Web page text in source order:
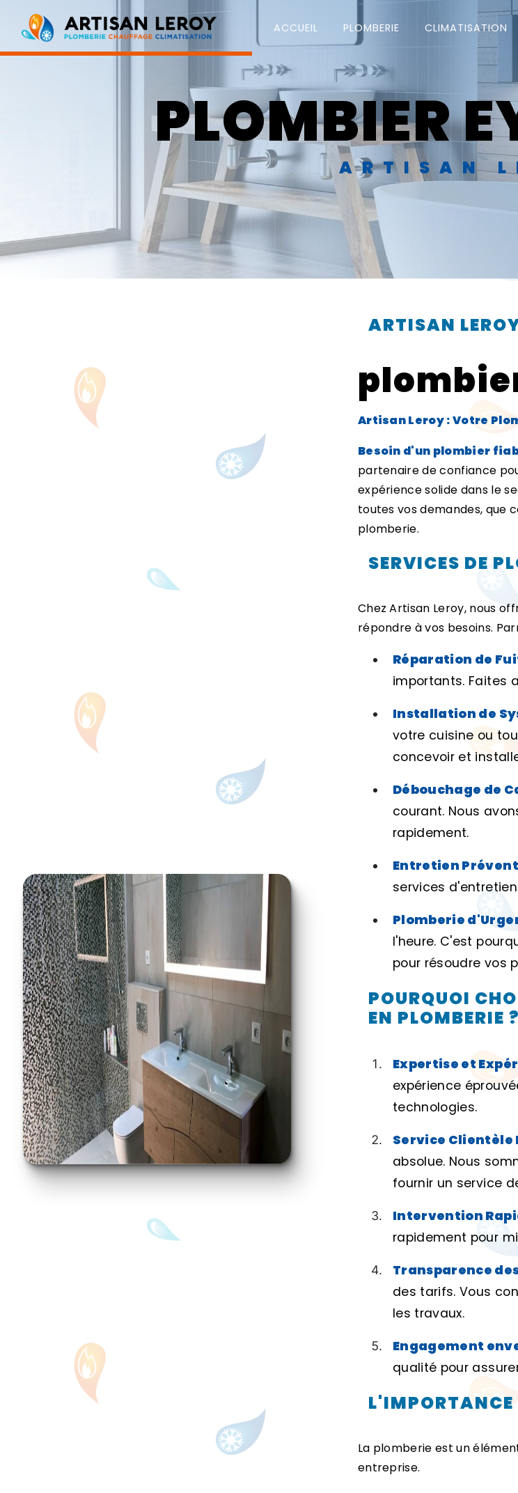
ACCUEIL PLOMBERIE CLIMATISATION
PLOMBIER
ARTISAN
ARTISAN
Artisan Leroy : Votre
Besoin d'un plombier
partenaire de confiance
expérience solide dans le
toutes vos demandes, que
plomberie.
SERVICES DE
Chez Artisan Leroy, nous
répondre à vos besoins.
Réparation de
importants. Faites
Installation de
votre cuisine ou
concevoir et
Débouchage de
courant. Nous
rapidement.
Entretien
services
Plomberie
l'heure. C'est
pour résoudre vos
POURQUOI
EN PLOMBERIE ?
Expertise et
expérience
technologies.
Service Clientèle
absolue. Nous
fournir un service
Intervention
rapidement pour
Transparence
des tarifs. Vous
les travaux.
Engagement
qualité pour
L'IMPORTANCE
La plomberie est un
entreprise.